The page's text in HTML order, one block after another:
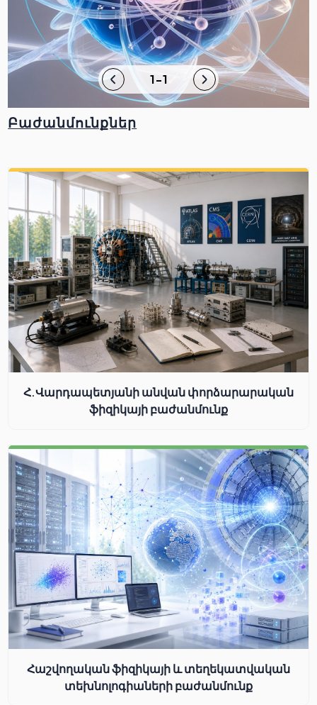
1-1
Բաժանմունքներ
Հ.Վարդապետյանի անվան փորձարարական
ֆիզիկայի բաժանմունք
Հաշվողական ֆիզիկայի և տեղեկատվական
տեխնոլոգիաների բաժանմունք